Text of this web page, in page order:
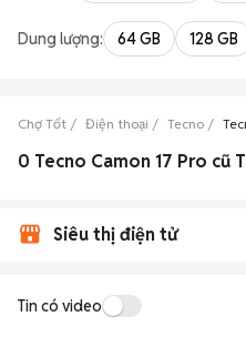
Dung lượng: 64 GB 128 GB
Chợ Tốt Điện thoại Tecno
0 Tecno Camon 17 Pro cũ
Siêu thị điện tử
Tin có video